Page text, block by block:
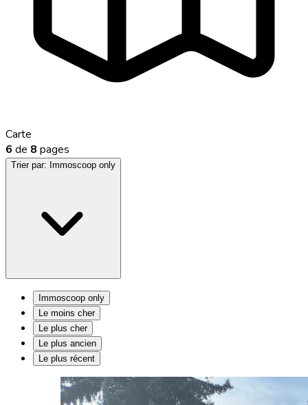
Carte
6 de 8 pages
Trier par: Immoscoop only
Immoscoop only
Le moins cher
Le plus cher
Le plus ancien
Le plus récent